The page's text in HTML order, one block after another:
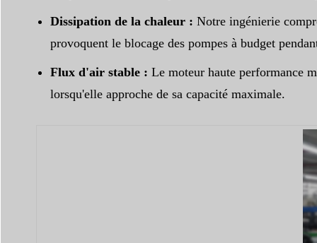
Dissipation de la chaleur : Notre ingénierie
provoquent le blocage des pompes à budget
Flux d'air stable : Le moteur haute performance
lorsqu'elle approche de sa capacité maximale.